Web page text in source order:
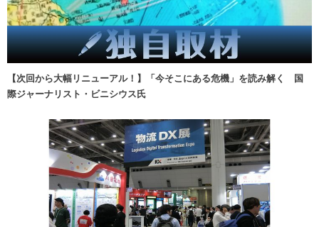
【次回から大幅リニューアル！】「今そこにある危機」を読み解く 国
際ジャーナリスト・ビニシウス氏